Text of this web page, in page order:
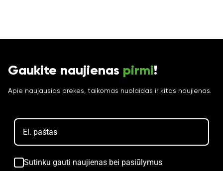
Gaukite naujienas pirmi!
Apie naujausias prekes, taikomas nuolaidas ir kitas naujienas.
Sutinku gauti naujienas bei pasiūlymus